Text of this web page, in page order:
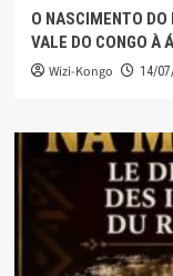
O NASCIMENTO
VALE DO CONGO À
Wizi-Kongo 14/